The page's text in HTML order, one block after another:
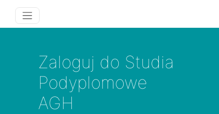
Zaloguj do Studia
Podyplomowe
AGH